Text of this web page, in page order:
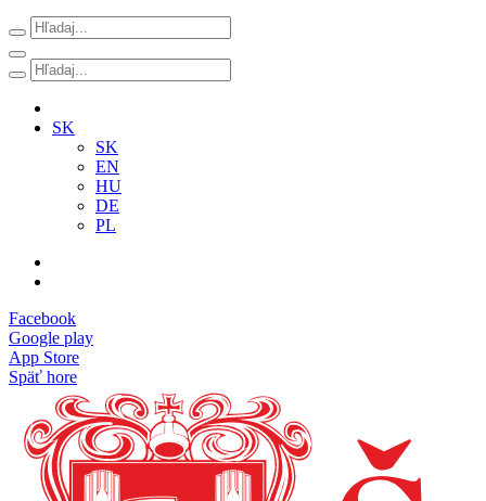
SK
SK
EN
HU
DE
PL
Facebook
Google play
App Store
Späť hore